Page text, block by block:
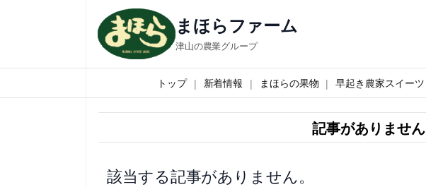
ス
キ
まほらファーム
津山の農業グループ
トップ 新着情報 まほらの果物 早起き農家スイーツ
記事がありません
該当する記事がありません。